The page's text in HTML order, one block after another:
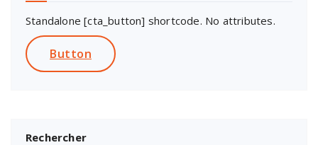
Standalone [cta_button] shortcode. No attributes.
Button
Rechercher